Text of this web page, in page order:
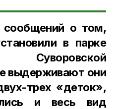
о том,
в парке
выдерживают они
трех «деток»,
и весь вид